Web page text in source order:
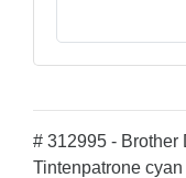
# 312995 - Brother
Tintenpatrone